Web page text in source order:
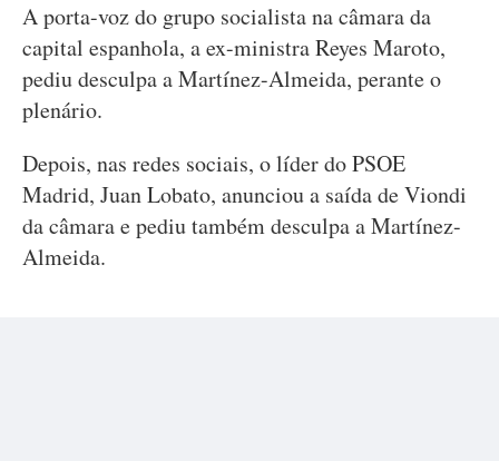
A porta-voz do grupo socialista na câmara da
capital espanhola, a ex-ministra Reyes Maroto,
pediu desculpa a Martínez-Almeida, perante o
plenário.
Depois, nas redes sociais, o líder do PSOE
Madrid, Juan Lobato, anunciou a saída de Viondi
da câmara e pediu também desculpa a Martínez-
Almeida.